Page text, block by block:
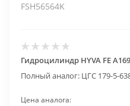
FSH56564K
Гидроцилиндр HYVA FE
Полный аналог: ЦГС 179-5-
Цена аналога: